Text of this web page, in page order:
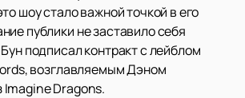
шоу стало важной точкой в его
публики не заставило себя
подписал контракт с лейблом
возглавляемым Дэном
Dragons.